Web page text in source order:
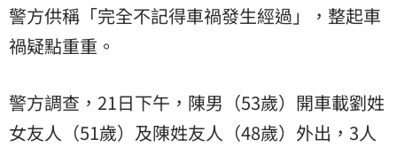
警方供稱「完全不記得車禍發生經過」，整起車
禍疑點重重。
警方調查，21日下午，陳男（53歲）開車載劉姓
女友人（51歲）及陳姓友人（48歲）外出，3人